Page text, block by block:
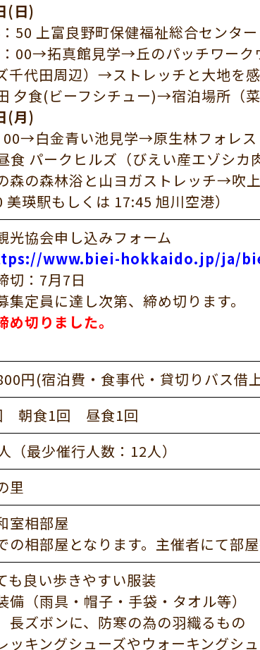
(日)
50 上富良野町保健福祉総合センタ
00→拓真館見学→丘のパッチワーク
千代田周辺）→ストレッチと大地を
夕食(ビーフシチュー)→宿泊場所（菜
(月)
00→白金青い池見学→原生林フォレス
パークヒルズ（びえい産エゾシカ
森の森林浴と山ヨガストレッチ→吹
美瑛駅もしくは 17:45 旭川空港）
光協会申し込みフォーム
www.biei-hokkaido.jp/ja/
切：7月7日
集定員に達し次第、締め切ります。
切りました。
円(宿泊費・食事代・貸切りバス借
朝食1回 昼食1回
（最少催行人数：12人）
里
室相部屋
相部屋となります。主催者にて部屋
も良い歩きやすい服装
備（雨具・帽子・手袋・タオル等）
長ズボンに、防寒の為の羽織るもの
ッキングシューズやウォーキングシ